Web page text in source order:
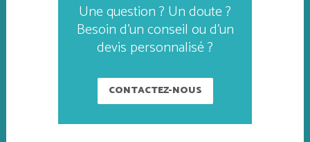
Une question ? Un doute ?
Besoin d’un conseil ou d’un
devis personnalisé ?
CONTACTEZ-NOUS